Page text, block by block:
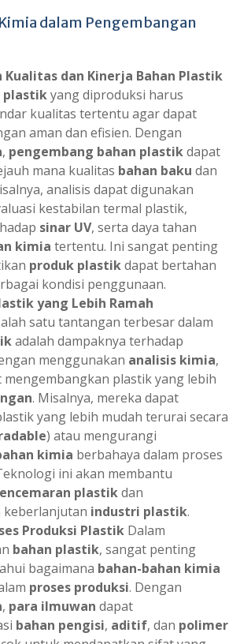
dalam Pengembangan
Kualitas dan Kinerja Bahan Plastik
plastikyang diproduksi harus
kualitas tertentu agar dapat
aman dan efisien. Dengan
, pengembang bahan plastikdapat
mana kualitas bahan baku dan
analisis dapat digunakan
kestabilan termal plastik,
sinar UV, serta daya tahan
kimia tertentu. Ini sangat penting
produk plastikdapat bertahan
kondisi penggunaan.
yang Lebih Ramah
satu tantangan terbesar dalam
adalah dampaknya terhadap
menggunakan analisis kimia,
mengembangkan plastik yang lebih
. Misalnya, mereka dapat
yang lebih mudah terurai secara
) atau mengurangi
kimia berbahaya dalam proses
ini akan membantu
plastikdan
industri plastik.
Produksi Plastik Dalam
bahan plastik, sangat penting
bagaimana bahan-bahan kimia
proses produksi. Dengan
, para ilmuwan dapat
bahan pengisi, aditif, dan polimer